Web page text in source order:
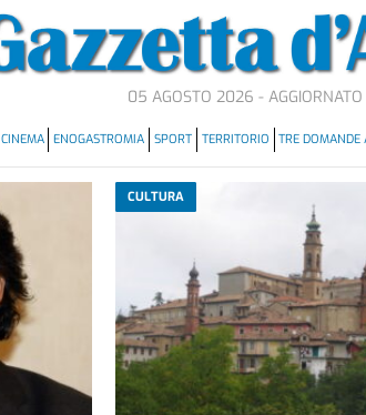
05 AGOSTO 2026 -
CINEMA ENOGASTROMIA SPORT TERRITORIO TRE DOMANDE
CULTURA